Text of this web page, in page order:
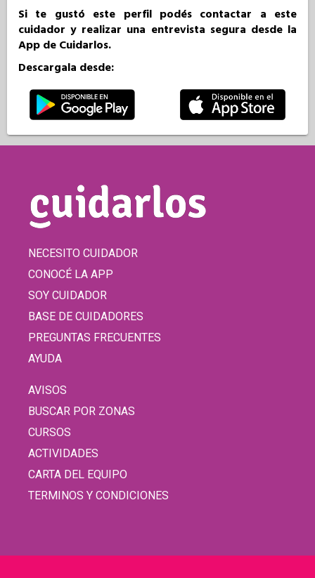
Si te gustó este perfil podés contactar a este
cuidador y realizar una entrevista segura desde la
App de Cuidarlos.
Descargala desde:
NECESITO CUIDADOR
CONOCÉ LA APP
SOY CUIDADOR
BASE DE CUIDADORES
PREGUNTAS FRECUENTES
AYUDA
AVISOS
BUSCAR POR ZONAS
CURSOS
ACTIVIDADES
CARTA DEL EQUIPO
TERMINOS Y CONDICIONES